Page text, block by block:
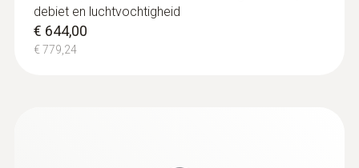
debiet en luchtvochtigheid
€ 644,00
€ 779,24